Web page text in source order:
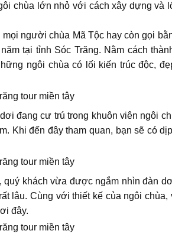
chùa lớn nhỏ với cách xây dựng và
người chùa Mã Tộc hay còn gọi
tại tỉnh Sóc Trăng. Nằm cách
ngôi chùa có lối kiến trúc độc,
đang cư trú trong khuôn viên ngôi
Khi đến đây tham quan, bạn sẽ có
khách vừa được ngắm nhìn đàn
lâu. Cùng với thiết kế của ngôi chùa,
đây.